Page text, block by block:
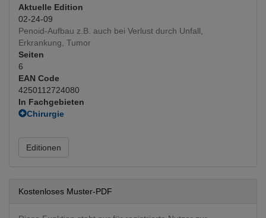
Aktuelle Edition
02-24-09
Penoid-Aufbau z.B. auch bei Verlust durch Unfall,
Erkrankung, Tumor
Seiten
6
EAN Code
4250112724080
In Fachgebieten
Chirurgie
Innere Medizin
Onkologie
Editionen
Kostenloses Muster-PDF